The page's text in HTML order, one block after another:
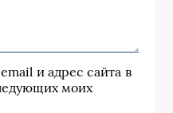
и адрес сайта в
моих